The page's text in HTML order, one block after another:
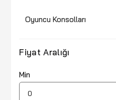
Oyuncu Konsolları
Fiyat Aralığı
Min